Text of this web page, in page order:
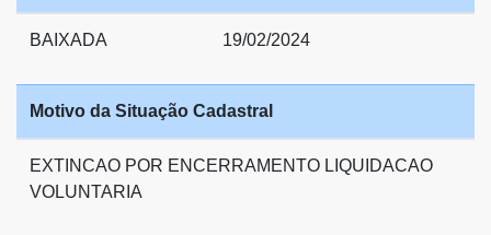
BAIXADA 19/02/2024
Motivo da Situação Cadastral
EXTINCAO POR ENCERRAMENTO LIQUIDACAO
VOLUNTARIA